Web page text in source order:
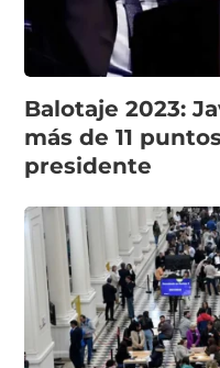
Balotaje 2023:
más de 11
presidente